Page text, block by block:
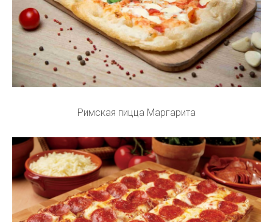
Римская пицца Маргарита